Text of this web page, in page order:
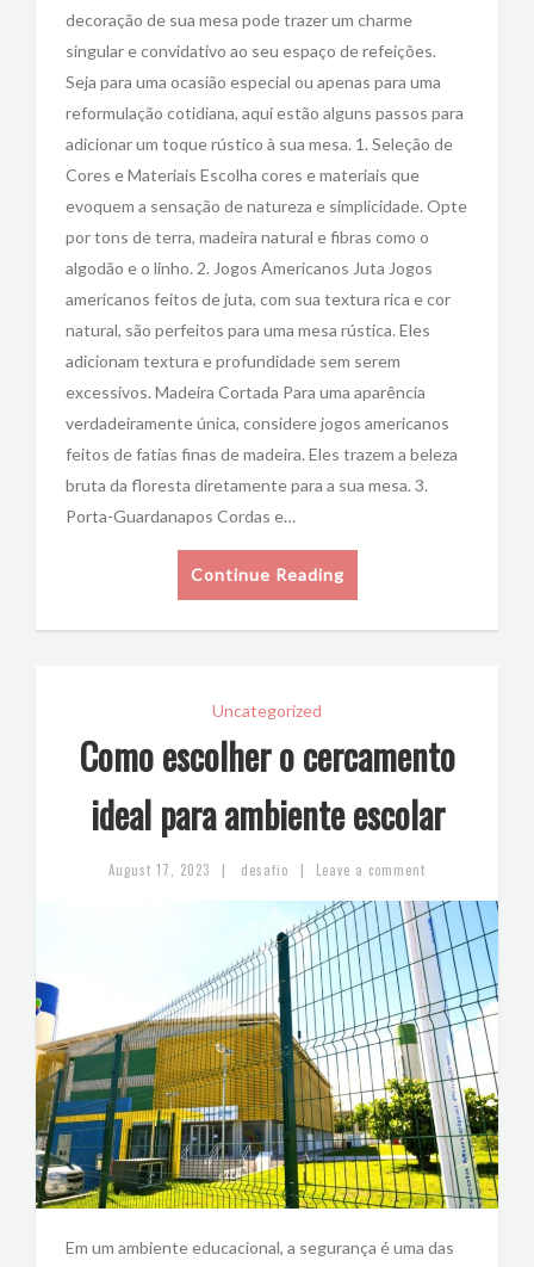
decoração de sua mesa pode trazer um charme
singular e convidativo ao seu espaço de refeições.
Seja para uma ocasião especial ou apenas para uma
reformulação cotidiana, aqui estão alguns passos para
adicionar um toque rústico à sua mesa. 1. Seleção de
Cores e Materiais Escolha cores e materiais que
evoquem a sensação de natureza e simplicidade. Opte
por tons de terra, madeira natural e fibras como o
algodão e o linho. 2. Jogos Americanos Juta Jogos
americanos feitos de juta, com sua textura rica e cor
natural, são perfeitos para uma mesa rústica. Eles
adicionam textura e profundidade sem serem
excessivos. Madeira Cortada Para uma aparência
verdadeiramente única, considere jogos americanos
feitos de fatias finas de madeira. Eles trazem a beleza
bruta da floresta diretamente para a sua mesa. 3.
Porta-Guardanapos Cordas e…
Continue Reading
Uncategorized
Como escolher o cercamento
ideal para ambiente escolar
August 17, 2023 | desafio | Leave a comment
Em um ambiente educacional, a segurança é uma das